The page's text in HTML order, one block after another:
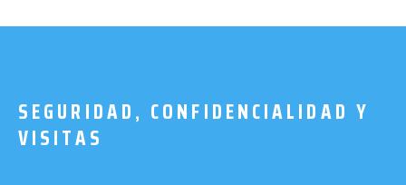
SEGURIDAD, CONFIDENCIALIDAD Y
VISITAS